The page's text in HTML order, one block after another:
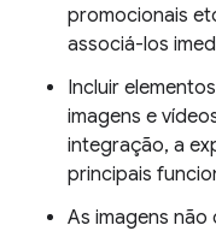
promocionais
associá-los
Incluir
imagens e
integração, a
principais
As imagens